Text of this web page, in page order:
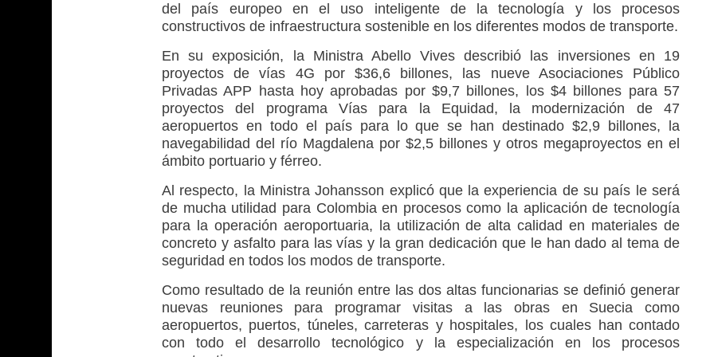
del país europeo en el uso inteligente de la tecnología y los procesos
constructivos de infraestructura sostenible en los diferentes modos de transporte.
En su exposición, la Ministra Abello Vives describió las inversiones en 19
proyectos de vías 4G por $36,6 billones, las nueve Asociaciones Público
Privadas APP hasta hoy aprobadas por $9,7 billones, los $4 billones para 57
proyectos del programa Vías para la Equidad, la modernización de 47
aeropuertos en todo el país para lo que se han destinado $2,9 billones, la
navegabilidad del río Magdalena por $2,5 billones y otros megaproyectos en el
ámbito portuario y férreo.
Al respecto, la Ministra Johansson explicó que la experiencia de su país le será
de mucha utilidad para Colombia en procesos como la aplicación de tecnología
para la operación aeroportuaria, la utilización de alta calidad en materiales de
concreto y asfalto para las vías y la gran dedicación que le han dado al tema de
seguridad en todos los modos de transporte.
Como resultado de la reunión entre las dos altas funcionarias se definió generar
nuevas reuniones para programar visitas a las obras en Suecia como
aeropuertos, puertos, túneles, carreteras y hospitales, los cuales han contado
con todo el desarrollo tecnológico y la especialización en los procesos